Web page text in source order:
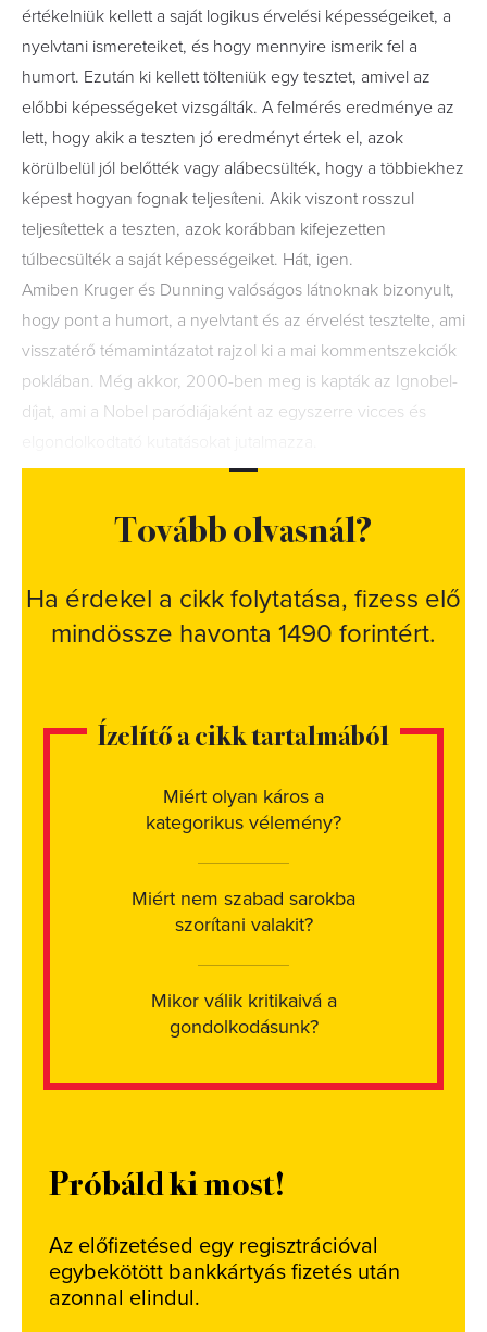
értékelniük kellett a saját logikus érvelési képességeiket, a
nyelvtani ismereteiket, és hogy mennyire ismerik fel a
humort. Ezután ki kellett tölteniük egy tesztet, amivel az
előbbi képességeket vizsgálták. A felmérés eredménye az
lett, hogy akik a teszten jó eredményt értek el, azok
körülbelül jól belőtték vagy alábecsülték, hogy a többiekhez
képest hogyan fognak teljesíteni. Akik viszont rosszul
teljesítettek a teszten, azok korábban kifejezetten
túlbecsülték a saját képességeiket. Hát, igen.
Amiben Kruger és Dunning valóságos látnoknak bizonyult,
hogy pont a humort, a nyelvtant és az érvelést tesztelte, ami
visszatérő témamintázatot rajzol ki a mai kommentszekciók
poklában. Még akkor, 2000-ben meg is kapták az Ignobel-
díjat, ami a Nobel paródiájaként az egyszerre vicces és
Tovább olvasnál?
Ha érdekel a cikk folytatása, fizess elő
mindössze havonta 1490 forintért.
Ízelítő a cikk tartalmából
Miért olyan káros a
kategorikus vélemény?
Miért nem szabad sarokba
szorítani valakit?
Mikor válik kritikaivá a
gondolkodásunk?
Próbáld ki most!
Az előfizetésed egy regisztrációval
egybekötött bankkártyás fizetés után
azonnal elindul.